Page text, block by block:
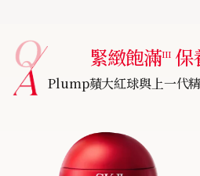
緊緻飽滿III保
Plump蘋大紅球與上一代